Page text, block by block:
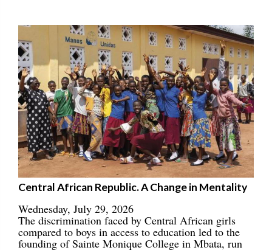
Central African Republic. A Change in Mentality
Wednesday, July 29, 2026
The discrimination faced by Central African girls
compared to boys in access to education led to the
founding of Sainte Monique College in Mbata, run